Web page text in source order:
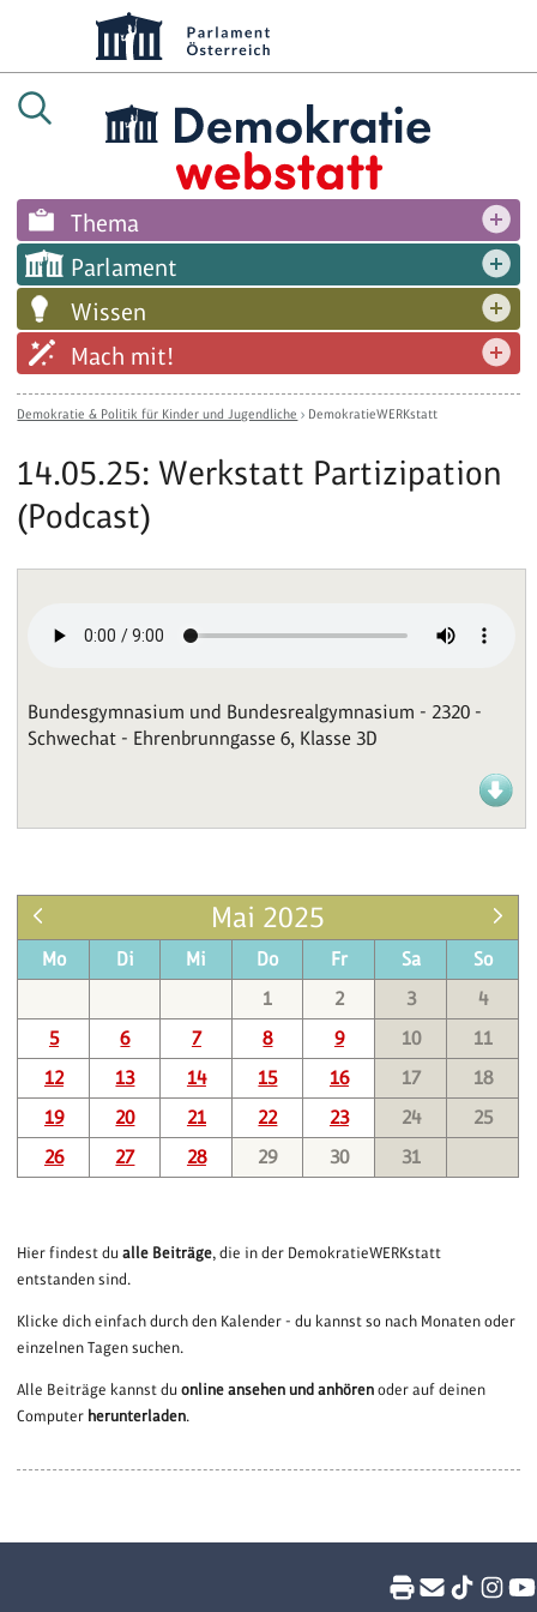
Thema
Parlament
Wissen
Mach mit!
Demokratie & Politik für Kinder und Jugendliche › DemokratieWERKstatt
14.05.25: Werkstatt Partizipation
(Podcast)
Bundesgymnasium und Bundesrealgymnasium - 2320 -
Schwechat - Ehrenbrunngasse 6, Klasse 3D
Mai 2025
Mo Di Mi Do Fr Sa
So
1
2 3
4
5
6 7 8 9 10
11
12
13 14 15 16 17
18
19
20 21 22 23 24
25
26
27 28 29 30 31
Hier findest dualle Beiträge, die in der DemokratieWERKstatt
entstanden sind.
Klicke dich einfach durch den Kalender - du kannst so nach Monaten oder
einzelnen Tagen suchen.
Alle Beiträge kannst duonline ansehen und anhören oder auf deinen
Computer herunterladen.